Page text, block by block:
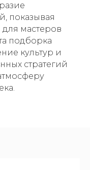
показывая
мастеров
подборка
культур и
стратегий